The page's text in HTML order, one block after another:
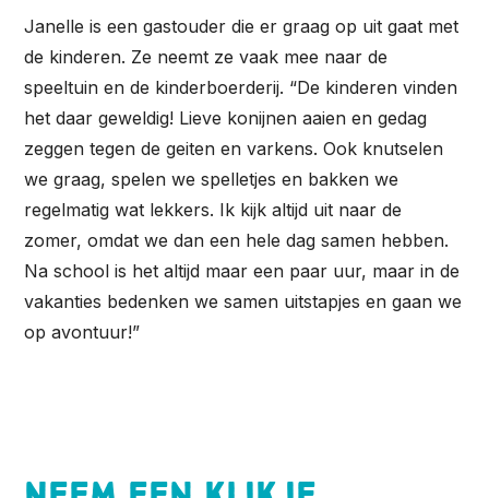
Janelle is een gastouder die er graag op uit gaat met
de kinderen. Ze neemt ze vaak mee naar de
speeltuin en de kinderboerderij. “De kinderen vinden
het daar geweldig! Lieve konijnen aaien en gedag
zeggen tegen de geiten en varkens. Ook knutselen
we graag, spelen we spelletjes en bakken we
regelmatig wat lekkers. Ik kijk altijd uit naar de
zomer, omdat we dan een hele dag samen hebben.
Na school is het altijd maar een paar uur, maar in de
vakanties bedenken we samen uitstapjes en gaan we
op avontuur!”